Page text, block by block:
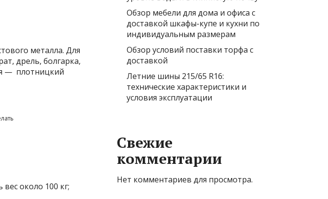
металла. Для
дрель, болгарка,
— плотницкий
около 100 кг;
Обзор мебели для дома и офиса с
доставкой шкафы-купе и кухни по
индивидуальным размерам
Обзор условий поставки торфа с
доставкой
Летние шины 215/65 R16:
технические характеристики и
условия эксплуатации
Свежие
комментарии
Нет комментариев для просмотра.